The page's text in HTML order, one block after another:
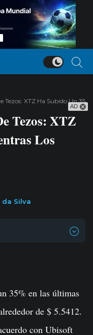
AD
Tezos: XTZ Ha Subido Un
Tezos: XTZ
Los
Silva
35% en las últimas
de $ 5.5412.
con Ubisoft